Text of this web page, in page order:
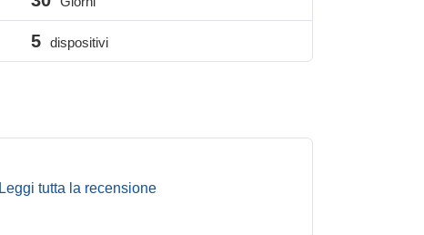
5 dispositivi
Leggi tutta la recensione